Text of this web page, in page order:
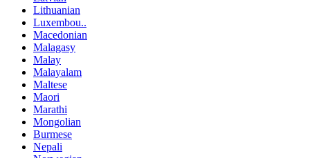
Lithuanian
Luxembou..
Macedonian
Malagasy
Malay
Malayalam
Maltese
Maori
Marathi
Mongolian
Burmese
Nepali